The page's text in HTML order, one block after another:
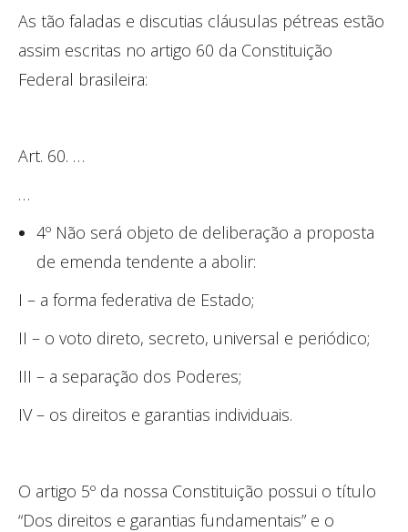
As tão faladas e discutias cláusulas pétreas estão
assim escritas no artigo 60 da Constituição
Federal brasileira:
Art. 60. …
…
4º Não será objeto de deliberação a proposta
de emenda tendente a abolir:
I – a forma federativa de Estado;
II – o voto direto, secreto, universal e periódico;
III – a separação dos Poderes;
IV – os direitos e garantias individuais.
O artigo 5º da nossa Constituição possui o título
“Dos direitos e garantias fundamentais” e o